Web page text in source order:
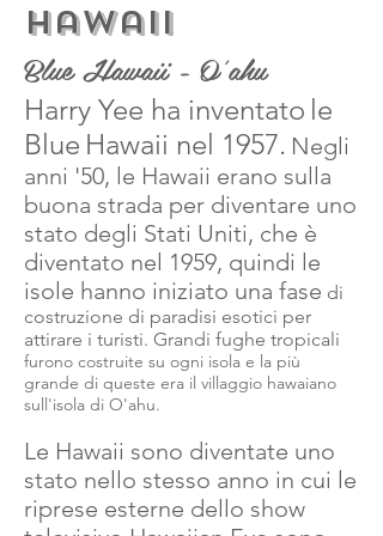
Hawaii
Blue Hawaii - O'ahu
Harry Yee ha inventato le
Blue Hawaii nel 1957. Negli
anni '50, le Hawaii erano sulla
buona strada per diventare uno
stato degli Stati Uniti, che è
diventato nel 1959, quindi le
isole hanno iniziato una fase di
costruzione di paradisi esotici per
attirare i turisti. Grandi fughe tropicali
furono costruite su ogni isola e la più
grande di queste era il villaggio hawaiano
sull'isola di O'ahu.
Le Hawaii sono diventate uno
stato nello stesso anno in cui le
riprese esterne dello show